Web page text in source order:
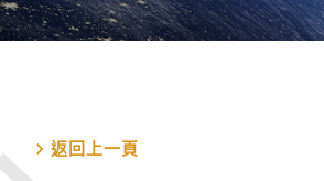
chevron_right